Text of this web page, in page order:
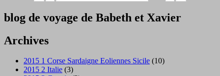
blog de voyage de Babeth et Xavier
Archives
2015 1 Corse Sardaigne Eoliennes Sicile (10)
2015 2 Italie (3)